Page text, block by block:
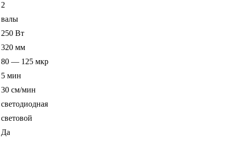
2
валы
250 Вт
320 мм
80 — 125 мкр
5 мин
30 см/мин
светодиодная
световой
Да